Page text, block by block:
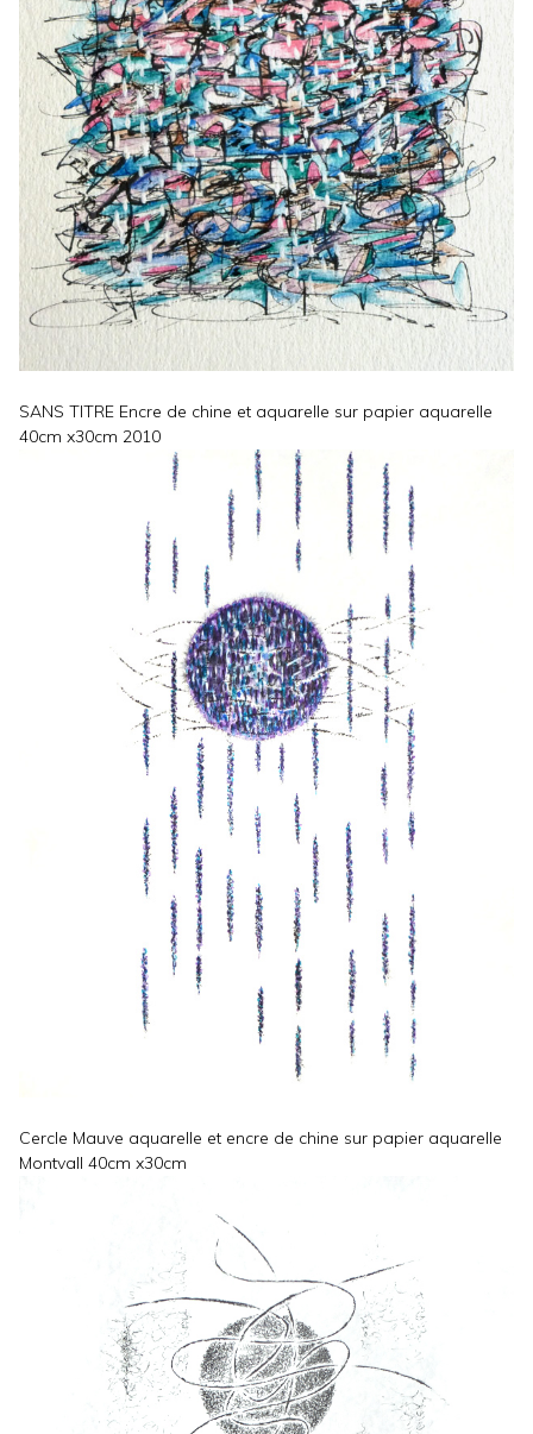
SANS TITRE Encre de chine et aquarelle sur papier aquarelle
40cm x30cm 2010
Cercle Mauve aquarelle et encre de chine sur papier aquarelle
Montvall 40cm x30cm